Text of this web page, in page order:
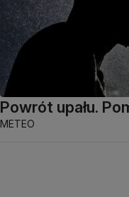
Powrót upału.
METEO